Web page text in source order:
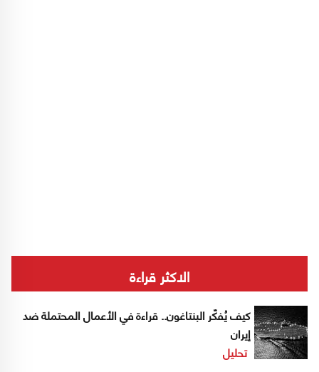
الاكثر قراءة
كيف يُفكّر البنتاغون.. قراءة في الأعمال المحتملة ضد
إيران
تحليل